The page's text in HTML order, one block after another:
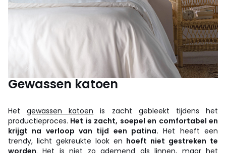
Gewassen katoen
Hetgewassen katoen is zacht gebleekt tijdens het
productieproces. Het is zacht, soepel en comfortabel en
krijgt na verloop van tijd een patina. Het heeft een
trendy, licht gekreukte look en hoeft niet gestreken te
worden. Het is niet zo ademend als linnen, maar het